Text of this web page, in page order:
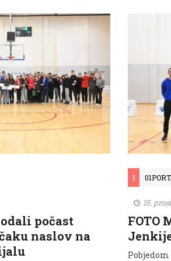
počast
naslov na
I
15.
FOTO